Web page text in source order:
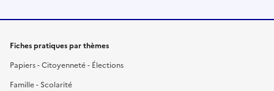
Fiches pratiques par thèmes
Papiers - Citoyenneté - Élections
Famille - Scolarité